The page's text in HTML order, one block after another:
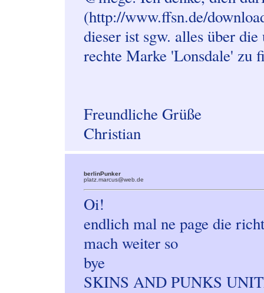
(http://www.ffsn.de/
dieser ist sgw. alles über
rechte Marke 'Lonsdale' zu
Freundliche Grüße
Christian
berlinPunker
platz.marcus@web.de
Oi!
endlich mal ne page die
mach weiter so
bye
SKINS AND PUNKS